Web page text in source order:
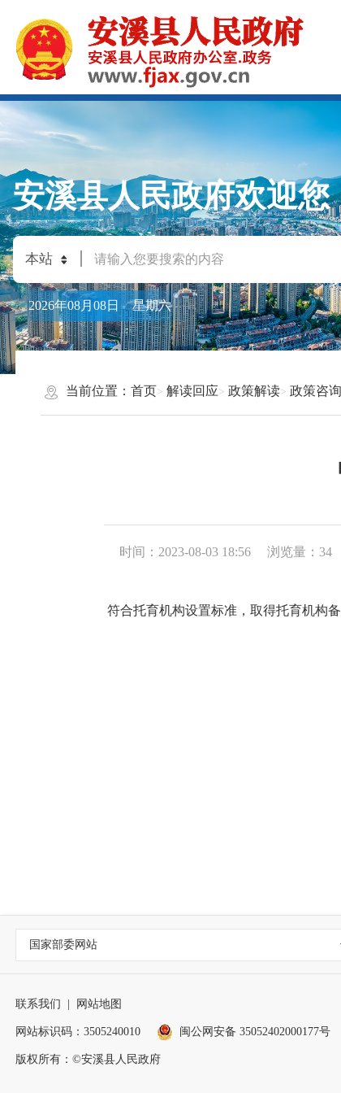
安溪县人民政府欢迎您
2026年08月08日 星期六
当前位置： 首页 解读回应 政策解读 政策咨
时间：2023-08-03 18:56 浏览量： 34
符合托育机构设置标准，取得托育机构
国家部委网站
联系我们 | 网站地图
网站标识码：3505240010 闽公网安备 35052402000177号
版权所有：©安溪县人民政府